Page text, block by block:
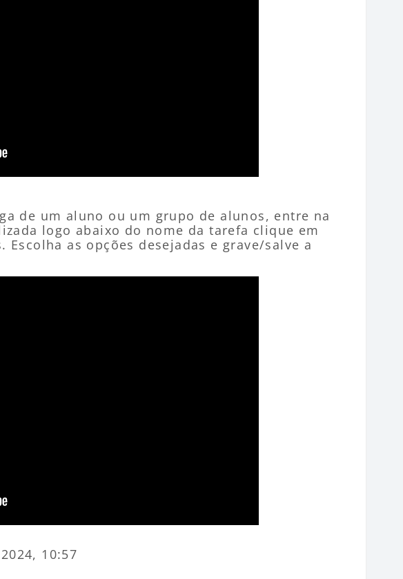
de um aluno ou um grupo de alunos, entre na
logo abaixo do nome da tarefa clique em
as opções desejadas e grave/salve a
10:57